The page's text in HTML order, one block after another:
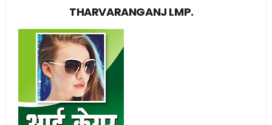
THARVARANGANJ LMP.